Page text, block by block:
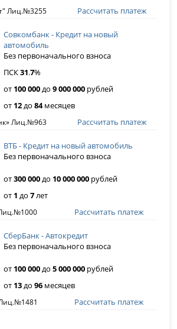
Лиц.№3255 Рассчитать платеж
Совкомбанк - Кредит на новый
автомобиль
Без первоначального взноса
ПСК31.7%
от 100 000до9 000 000 рублей
от 12до84месяцев
Лиц.№963 Рассчитать платеж
ВТБ - Кредит на новый автомобиль
Без первоначального взноса
от300 000до 10 000 000 рублей
от 1 до7лет
Рассчитать платеж
СберБанк - Автокредит
Без первоначального взноса
от 100 000до5 000 000 рублей
от 13до96 месяцев
Рассчитать платеж